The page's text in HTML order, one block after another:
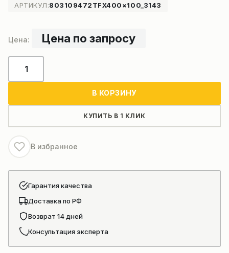
АРТИКУЛ:803109472TFX400×100_3143
Цена по запросу
товара
XCMG
В КОРЗИНУ
КУПИТЬ В 1 КЛИК
В избранное
Гарантия качества
Доставка по РФ
Возврат 14 дней
Консультация эксперта